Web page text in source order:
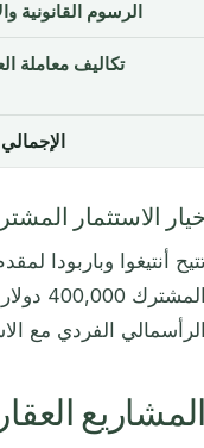
الرسوم القانونية
تكاليف معاملة
الاستثمار
أنتيغوا وباربودا
الفردي مع